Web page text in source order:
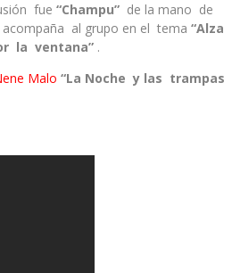
fue “Champu” de la mano de
acompaña al grupo en el tema “Alza
la ventana” .
Malo “La Noche y las trampas